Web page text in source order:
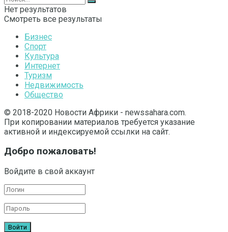
Нет результатов
Смотреть все результаты
Бизнес
Спорт
Культура
Интернет
Туризм
Недвижимость
Общество
© 2018-2020 Новости Африки - newssahara.com.
При копировании материалов требуется указание
активной и индексируемой ссылки на сайт.
Добро пожаловать!
Войдите в свой аккаунт